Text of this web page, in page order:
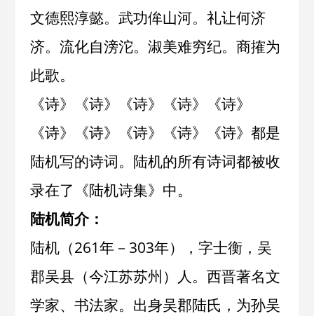
文德熙淳懿。武功侔山河。礼让何济
济。流化自滂沱。淑美难穷纪。商搉为
此歌。
《诗》《诗》《诗》《诗》《诗》
《诗》《诗》《诗》《诗》《诗》都是
陆机写的诗词。陆机的所有诗词都被收
录在了《陆机诗集》中。
陆机简介：
陆机（261年－303年），字士衡，吴
郡吴县（今江苏苏州）人。西晋著名文
学家、书法家。出身吴郡陆氏，为孙吴